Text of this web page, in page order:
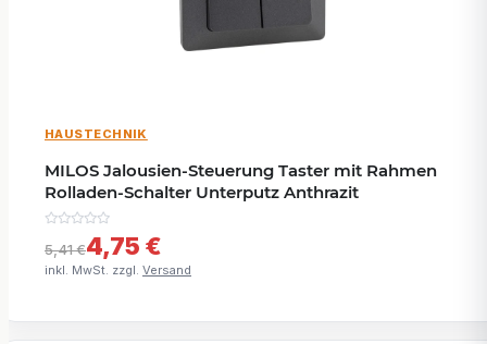
HAUSTECHNIK
MILOS Jalousien-Steuerung Taster mit Rahmen
Rolladen-Schalter Unterputz Anthrazit
5,41 €4,75 €
inkl. MwSt. zzgl. Versand